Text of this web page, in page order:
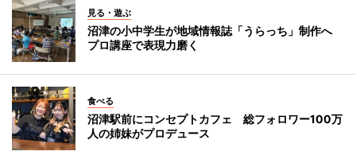
見る・遊ぶ
沼津の小中学生が地域情報誌「うらっち」制作へ
プロ講座で表現力磨く
食べる
沼津駅前にコンセプトカフェ 総フォロワー100万
人の姉妹がプロデュース